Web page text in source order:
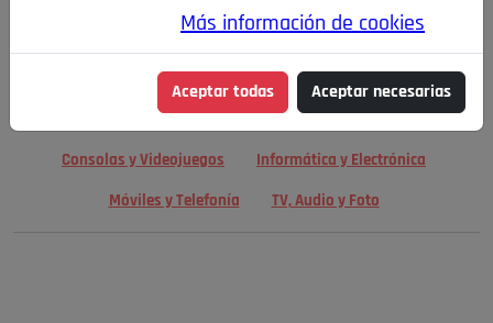
Motor y Accesorios Motos Ocio
Cine, Libros y Música Coleccionismo Otros Otros
Consolas y Videojuegos Informática y Electrónica
Móviles y Telefonía TV, Audio y Foto
Más información de cookies
Aceptar todas Aceptar necesarias